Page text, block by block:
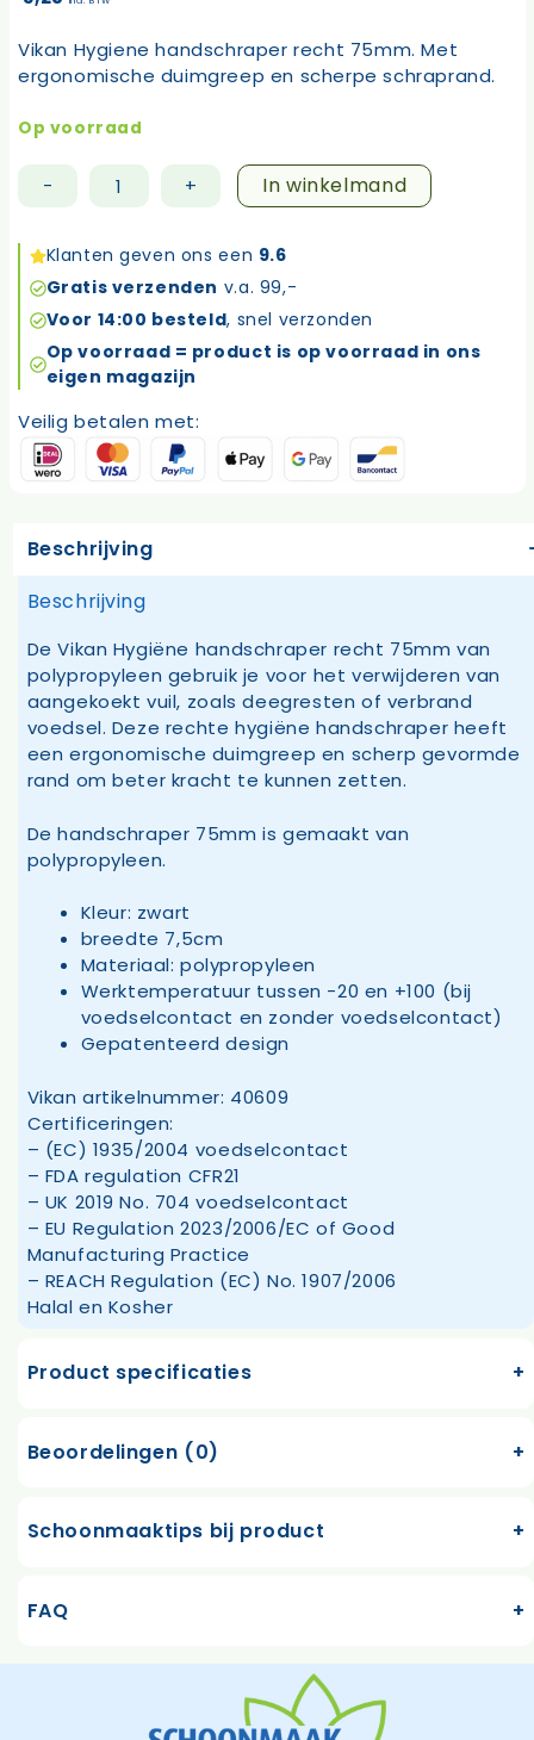
Vikan Hygiene handschraper recht 75mm. Met
ergonomische duimgreep en scherpe schraprand.
Op voorraad
-
Vikan
handschraper
recht
75mm
aantal
+ In winkelmand
Klanten geven ons een 9.6
Gratis verzenden v.a. 99,-
Voor 14:00 besteld, snel verzonden
Op voorraad = product is op voorraad in ons
eigen magazijn
Veilig betalen met:
Beschrijving
Beschrijving
De Vikan Hygiëne handschraper recht 75mm van
polypropyleen gebruik je voor het verwijderen van
aangekoekt vuil, zoals deegresten of verbrand
voedsel. Deze rechte hygiëne handschraper heeft
een ergonomische duimgreep en scherp gevormde
rand om beter kracht te kunnen zetten.
De handschraper 75mm is gemaakt van
polypropyleen.
Kleur: zwart
breedte 7,5cm
Materiaal: polypropyleen
Werktemperatuur tussen -20 en +100 (bij
voedselcontact en zonder voedselcontact)
Gepatenteerd design
Vikan artikelnummer: 40609
Certificeringen:
– (EC) 1935/2004 voedselcontact
– FDA regulation CFR21
– UK 2019 No. 704 voedselcontact
– EU Regulation 2023/2006/EC of Good
Manufacturing Practice
– REACH Regulation (EC) No. 1907/2006
Halal en Kosher
Product specificaties
Beoordelingen (0)
Schoonmaaktips bij product
FAQ